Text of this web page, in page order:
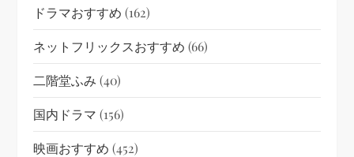
ドラマおすすめ (162)
ネットフリックスおすすめ (66)
二階堂ふみ (40)
国内ドラマ (156)
映画おすすめ (452)